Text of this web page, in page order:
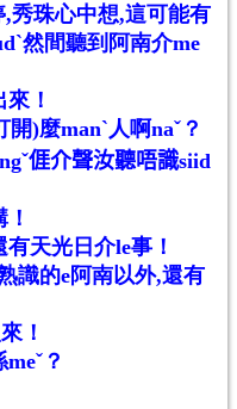
珠心中想,這可能有
然間聽到阿南介me
！
)麼manˋ人啊naˇ？
介聲汝聽唔識siid
有天光日介le事！
識的e阿南以外,還有
！
？